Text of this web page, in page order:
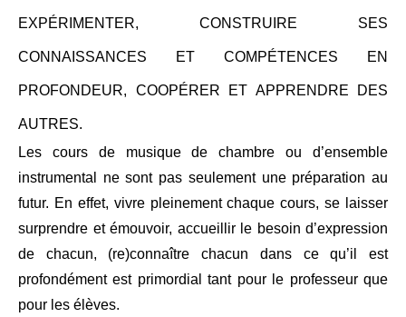
EXPÉRIMENTER, CONSTRUIRE SES
CONNAISSANCES ET COMPÉTENCES EN
PROFONDEUR, COOPÉRER ET APPRENDRE DES
AUTRES.
Les cours de musique de chambre ou d’ensemble
instrumental ne sont pas seulement une préparation au
futur. En effet, vivre pleinement chaque cours, se laisser
surprendre et émouvoir, accueillir le besoin d’expression
de chacun, (re)connaître chacun dans ce qu’il est
profondément est primordial tant pour le professeur que
pour les élèves.